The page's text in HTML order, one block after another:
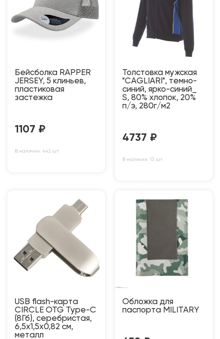
Бейсболка RAPPER
JERSEY, 5 клиньев,
пластиковая
застежка
1107 ₽
В наличии: 442 шт
Толстовка мужская
"CAGLIARI", темно-
синий, ярко-синий_
S, 80% хлопок, 20%
п/э, 280г/м2
4737 ₽
В наличии: 13 шт
USB flash-карта
CIRCLE OTG Type-C
(8Гб), серебристая,
6,5х1,5х0,82 см,
металл
Обложка для
паспорта MILITARY